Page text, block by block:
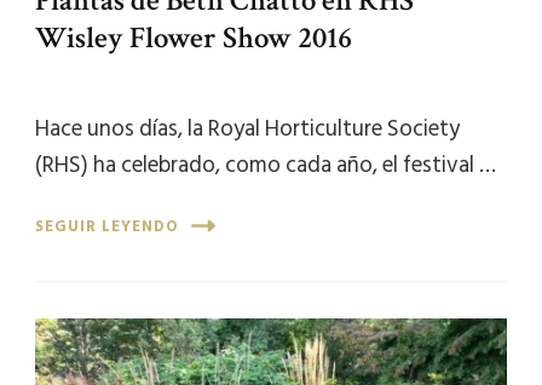
Wisley Flower Show 2016
Hace unos días, la Royal Horticulture Society
(RHS) ha celebrado, como cada año, el festival …
SEGUIR LEYENDO